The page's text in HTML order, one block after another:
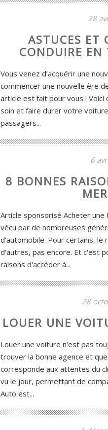
28
ASTUCES ET
CONDUIRE EN
Vous venez d’acquérir une
commencer une nouvelle ère
article est fait pour vous !
soin et faire durer votre
passagers...
6
8 BONNES
Article sponsorisé Acheter
vécu par de nombreuses
d'automobile. Pour certains, le
d'autres, pas encore. Et c'est
raisons d'accéder à...
28
LOUER UNE
Louer une voiture n'est pas
trouver la bonne agence et
corresponde aux attentes du
vu le jour, permettant de
Auto est...